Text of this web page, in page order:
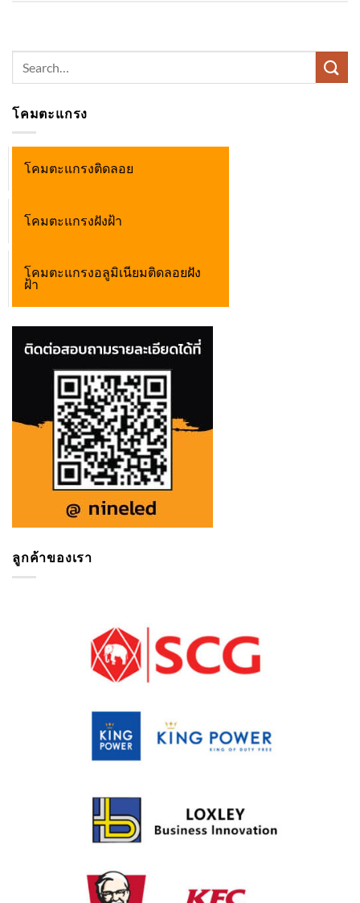
โคมตะแกรง
โคมตะแกรงติดลอย
โคมตะแกรงฝังฝ้า
โคมตะแกรงอลูมิเนียมติดลอยฝัง
ฝ้า
ลูกค้าของเรา